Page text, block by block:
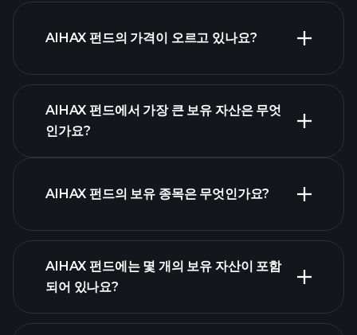
고급 차트
AIHAX 펀드의 가격이 오르고 있나요?
AIHAX 펀드에서 가장 큰 보유 자산은 무엇
인가요?
AIHAX 펀드의 보유 종목은 무엇인가요?
AIHAX 펀드에는 몇 개의 보유 자산이 포함
되어 있나요?